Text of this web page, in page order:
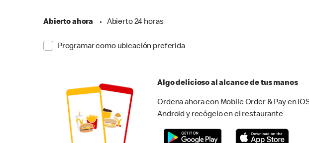
Abierto ahora • Abierto 24 horas
Programar como ubicación preferida
Algo delicioso al alcance de tus manos
Ordena ahora con Mobile Order & Pay en
Android y recógelo en el restaurante